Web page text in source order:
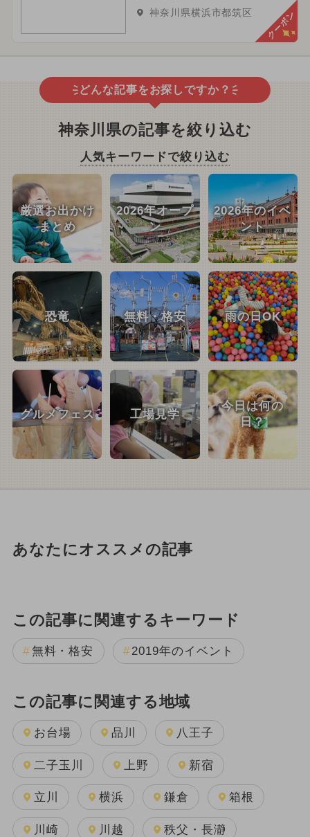
神奈川県横浜市都筑区 クーポン
どんな記事をお探しですか？
神奈川県の記事を絞り込む
人気キーワードで絞り込む
厳選お出かけ
まとめ
2026年オープ
ン
2026年のイベ
ント
恐竜 無料・格安 雨の日OK
グルメフェス 工場見学
今日は何の
日？
あなたにオススメの記事
この記事に関連するキーワード
無料・格安 2019年のイベント
この記事に関連する地域
お台場 品川 八王子
二子玉川 上野 新宿
立川 横浜 鎌倉 箱根
川崎 川越 秩父・長瀞